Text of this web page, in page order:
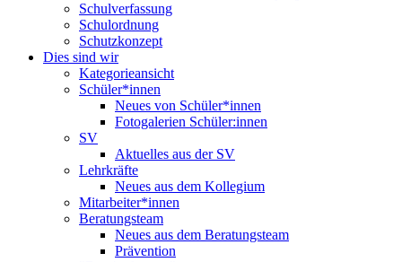
Schulverfassung
Schulordnung
Schutzkonzept
Dies sind wir
Kategorieansicht
Schüler*innen
Neues von Schüler*innen
Fotogalerien Schüler:innen
SV
Aktuelles aus der SV
Lehrkräfte
Neues aus dem Kollegium
Mitarbeiter*innen
Beratungsteam
Neues aus dem Beratungsteam
Prävention